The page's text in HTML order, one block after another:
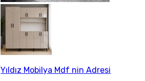
Yıldız Mobilya Mdf nin Adresi